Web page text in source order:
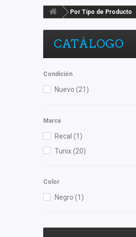
Por Tipo de Producto
CATÁLOGO
Condición
Nuevo (21)
Marca
Recal (1)
Tunix(20)
Color
Negro (1)